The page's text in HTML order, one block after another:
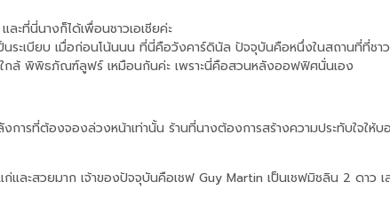
ที่นี่นางก็ได้เพื่อนชาวเอเชียค่ะ
ะเบียบ เมื่อก่อนโน้นนน ที่นี่คือวังคาร์ดินัล ปัจจุบันคือหนึ่งในสถานที่ที่ชาว
ใกล้ พิพิธภัณฑ์ลูฟร์ เหมือนกันค่ะ เพราะนี่คือสวนหลังออฟฟิศนั่นเอง
งการที่ต้องจองล่วงหน้าเท่านั้น ร้านที่นางต้องการสร้างความประทับใจให้
ก่และสวยมาก เจ้าของปัจจุบันคือเชฟ Guy Martin เป็นเชฟมิชลิน 2 ดาว เ